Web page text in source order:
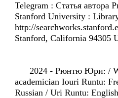
Telegram : Статья
Stanford University :
http://
Stanford, California 94305
2024 - Рюнтю Юри: /
academician Iouri Runtu:
Russian / Uri Runtu: